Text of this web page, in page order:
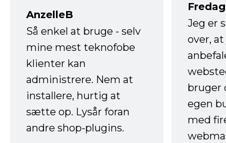
AnzelleB
Så enkel at bruge - selv
mine mest teknofobe
klienter kan
administrere. Nem at
installere, hurtig at
sætte op. Lysår foran
andre shop-plugins.
Jeg er
over,
bruger
egen
med